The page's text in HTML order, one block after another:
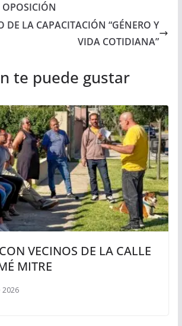
OPOSICIÓN
DE LA CAPACITACIÓN “GÉNERO Y
VIDA COTIDIANA”
te puede gustar
VECINOS DE LA CALLE
MITRE
2026